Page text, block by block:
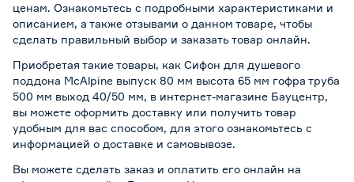
ценам. Ознакомьтесь с подробными характеристиками и
описанием, а также отзывами о данном товаре, чтобы
сделать правильный выбор и заказать товар онлайн.
Приобретая такие товары, как Сифон для душевого
поддона MсAlрinе выпуск 80 мм высота 65 мм гофра труба
500 мм выход 40/50 мм, в интернет-магазине Бауцентр,
вы можете оформить доставку или получить товар
удобным для вас способом, для этого ознакомьтесь с
информацией о доставке и самовывозе.
Вы можете сделать заказ и оплатить его онлайн на